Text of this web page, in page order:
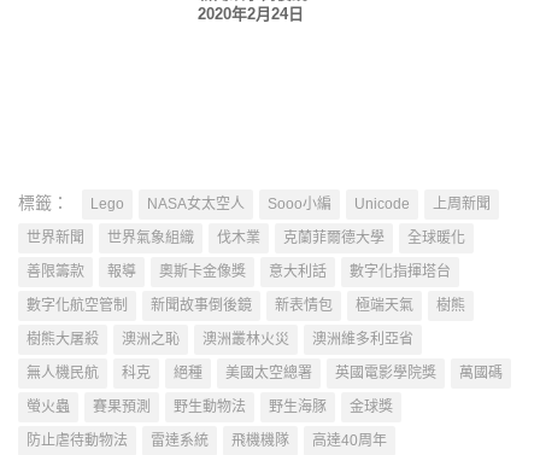
2020年2月24日
標籤： Lego NASA女太空人 Sooo小編 Unicode
上周新聞
世界新聞
世界氣象組織 伐木業 克蘭菲爾德大學
全球暖化
善限籌款
報導 奧斯卡金像獎 意大利話
數字化指揮塔台
數字化航空管制
新聞故事倒後鏡 新表情包 極端天氣
樹熊
樹熊大屠殺
澳洲之恥 澳洲叢林火災
澳洲維多利亞省
無人機民航
科克 絕種 美國太空總署 英國電影學院獎
萬國碼
螢火蟲
賽果預測 野生動物法 野生海豚
金球獎
防止虐待動物法
雷達系統 飛機機隊 高達40周年